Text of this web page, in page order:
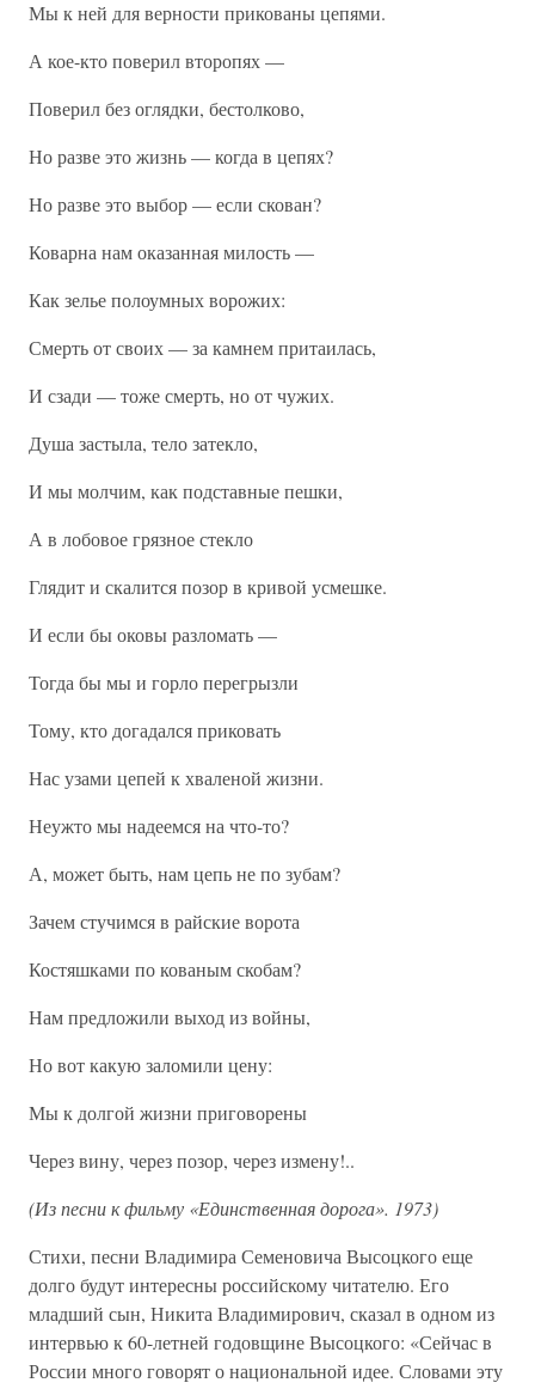
Мы к ней для верности прикованы цепями.
А кое-кто поверил второпях —
Поверил без оглядки, бестолково,
Но разве это жизнь — когда в цепях?
Но разве это выбор — если скован?
Коварна нам оказанная милость —
Как зелье полоумных ворожих:
Смерть от своих — за камнем притаилась,
И сзади — тоже смерть, но от чужих.
Душа застыла, тело затекло,
И мы молчим, как подставные пешки,
А в лобовое грязное стекло
Глядит и скалится позор в кривой усмешке.
И если бы оковы разломать —
Тогда бы мы и горло перегрызли
Тому, кто догадался приковать
Нас узами цепей к хваленой жизни.
Неужто мы надеемся на что-то?
А, может быть, нам цепь не по зубам?
Зачем стучимся в райские ворота
Костяшками по кованым скобам?
Нам предложили выход из войны,
Но вот какую заломили цену:
Мы к долгой жизни приговорены
Через вину, через позор, через измену!..
(Из песни к фильму «Единственная дорога». 1973)
Стихи, песни Владимира Семеновича Высоцкого еще
долго будут интересны российскому читателю. Его
младший сын, Никита Владимирович, сказал в одном из
интервью к 60-летней годовщине Высоцкого: «Сейчас в
России много говорят о национальной идее. Словами эту